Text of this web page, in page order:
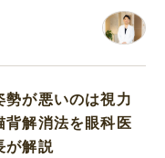
勢が悪いのは視力
背解消法を眼科医
が解説